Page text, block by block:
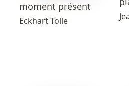
moment présent
Eckhart Tolle